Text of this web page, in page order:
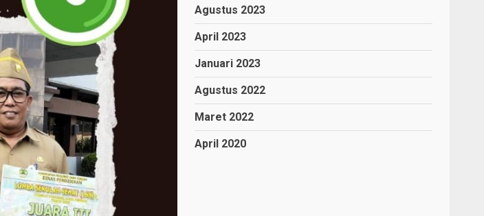
Agustus 2023
April 2023
Januari 2023
Agustus 2022
Maret 2022
April 2020